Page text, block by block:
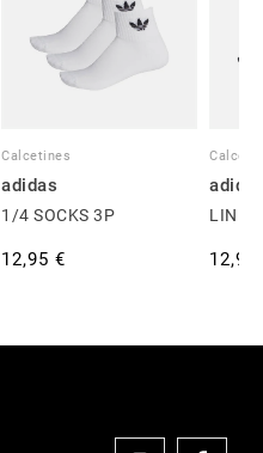
Calcetines
adidas
1/4 SOCKS 3P
12,95 €
LINER
12,95